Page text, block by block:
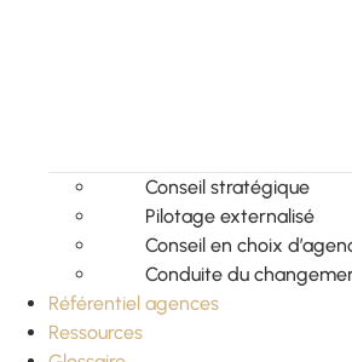
Conseil stratégique
Pilotage externalisé
Conseil en choix
Conduite du
Référentiel agences
Ressources